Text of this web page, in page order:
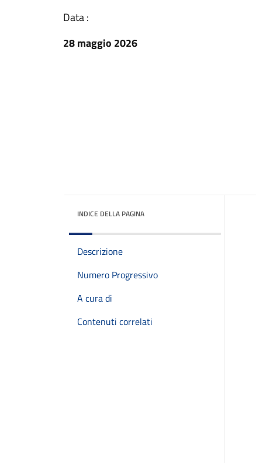
Data :
28 maggio 2026
INDICE DELLA PAGINA
Descrizione
Numero Progressivo
A cura di
Contenuti correlati